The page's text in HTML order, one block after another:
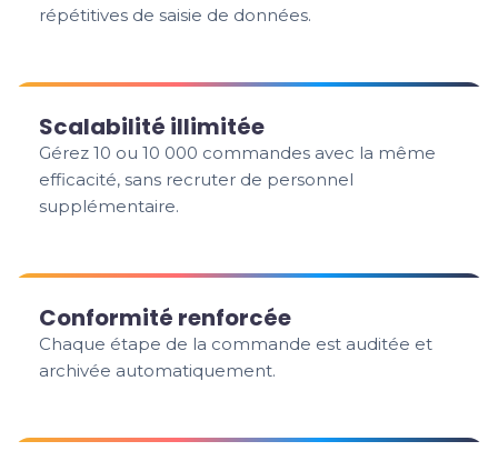
répétitives de saisie de données.
Scalabilité illimitée
Gérez 10 ou 10 000 commandes avec la même
efficacité, sans recruter de personnel
supplémentaire.
Conformité renforcée
Chaque étape de la commande est auditée et
archivée automatiquement.